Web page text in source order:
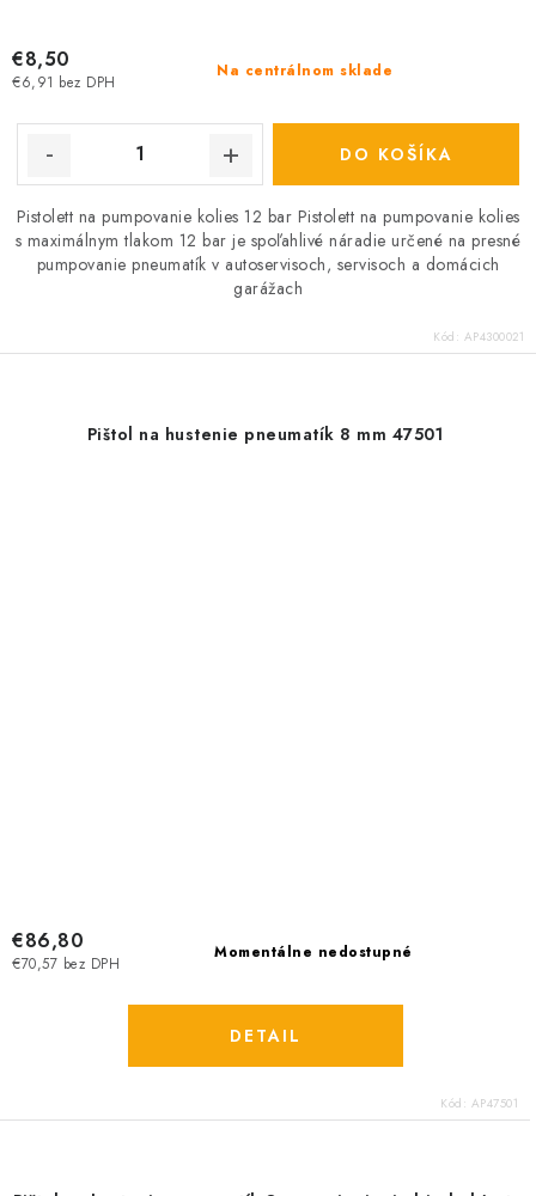
Na centrálnom sklade
€6,91 bez DPH
€8,50
DO KOŠÍKA
Pistolett na pumpovanie kolies 12 bar Pistolett na pumpovanie kolies
s maximálnym tlakom 12 bar je spoľahlivé náradie určené na presné
pumpovanie pneumatík v autoservisoch, servisoch a domácich
garážach
Kód: AP4300021
Pištol na hustenie pneumatík 8 mm 47501
Momentálne nedostupné
€70,57 bez DPH
€86,80
DETAIL
Kód: AP47501